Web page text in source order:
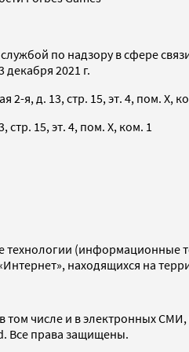
по надзору в сфере
2021 г.
2-я, д. 13, стр. 15, эт. 4, пом. X,
15, эт. 4, пом. X, ком. 1
(информационные
находящихся на
числе и в электронных
Все права защищены.